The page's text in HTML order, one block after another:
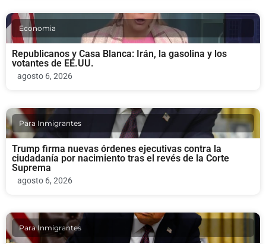
Economia
Republicanos y Casa Blanca: Irán, la gasolina y los
votantes de EE.UU.
agosto 6, 2026
Para Inmigrantes
Trump firma nuevas órdenes ejecutivas contra la
ciudadanía por nacimiento tras el revés de la Corte
Suprema
agosto 6, 2026
Para Inmigrantes